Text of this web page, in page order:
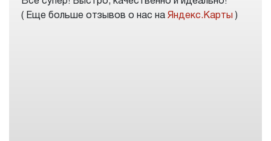
( Еще больше отзывов о нас на Яндекс.Карты )